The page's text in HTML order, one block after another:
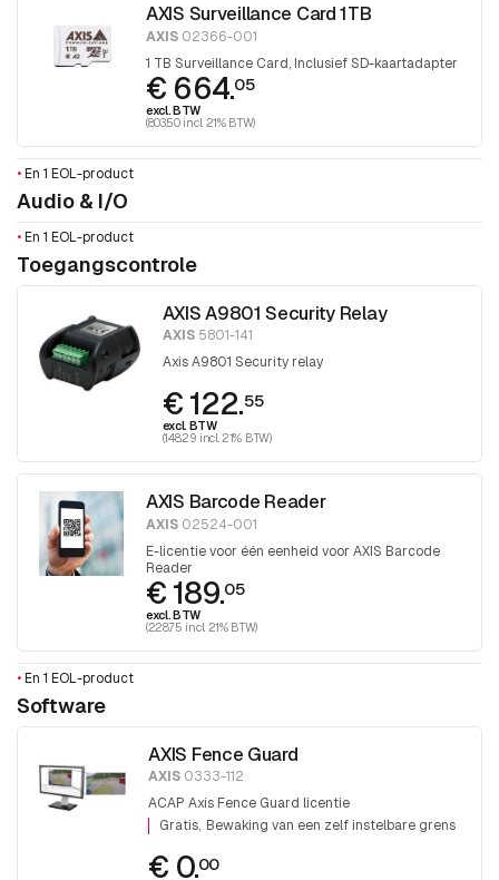
AXIS Surveillance Card 1TB
AXIS 02366-001
1 TB Surveillance Card, Inclusief SD-kaartadapter
€ 664.05
excl. BTW
(803.50 incl. 21% BTW)
• En 1 EOL-product
Audio & I/O
• En 1 EOL-product
Toegangscontrole
AXIS A9801 Security Relay
AXIS5801-141
Axis A9801 Security relay
€ 122.55
excl. BTW
(148.29 incl. 21% BTW)
AXIS Barcode Reader
AXIS 02524-001
E-licentie voor één eenheid voor AXIS Barcode
Reader
€ 189.05
excl. BTW
(228.75 incl. 21% BTW)
• En 1 EOL-product
Software
AXIS Fence Guard
AXIS 0333-112
ACAP Axis Fence Guard licentie
Gratis Bewaking van een zelf instelbare grens
€ 0.00